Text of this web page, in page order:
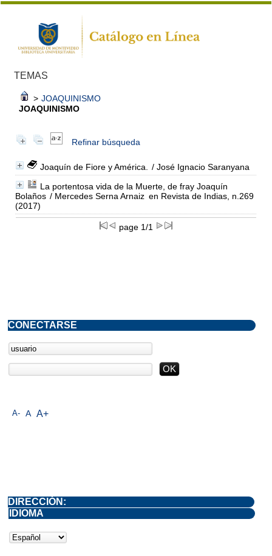
TEMAS
> JOAQUINISMO
JOAQUINISMO
Refinar búsqueda
Joaquín de Fiore y América.
/ José Ignacio Saranyana
La portentosa vida de la Muerte, de fray Joaquín
Bolaños / Mercedes Serna Arnaiz en Revista de Indias, n.269
(2017)
page 1/1
A- A A+
CONECTARSE
DIRECCIÓN:
IDIOMA